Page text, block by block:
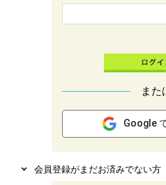
また
Google
会員登録がまだお済みでない方